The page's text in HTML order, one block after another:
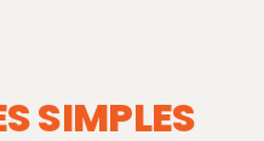
SIMPLES